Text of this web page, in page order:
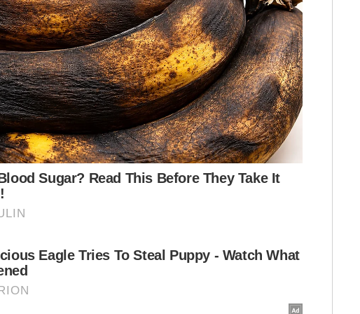
'Salah pijak, boleh jerlus', anggota bomba kongsi detik
gerun di ground zero
'Kereta, empat motosikal rentung, rumah dari luar
nampak elok'
Kebakaran gas Putra Heights: Siasatan fokus unsur
jenayah, kecuaian - KPN